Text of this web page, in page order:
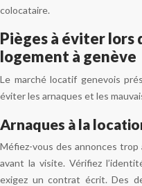
colocataire.
Pièges à éviter lors
logement à genève
Le marché locatif genevois
éviter les arnaques et les
Arnaques à la
Méfiez-vous des annonces trop
avant la visite. Vérifiez
exigez un contrat écrit. Des